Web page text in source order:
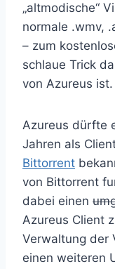
„altmodische“
normale .wmv,
– zum
schlaue Trick
von Azureus ist.
Azureus dürfte
Jahren als
Bittorrent
von Bittorrent
dabei einen
Azureus Client
Verwaltung der
einen weiteren